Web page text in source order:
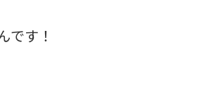
です！